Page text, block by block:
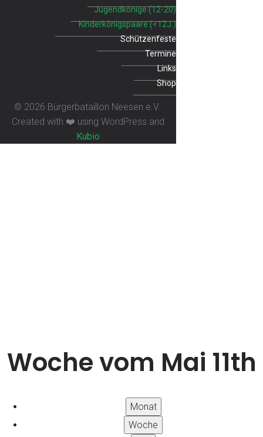
Jugendkönige (12-20)
Kinderkönigspaare (<12J.)
Schützenfeste
Termine
Links
Shop
© 2026 Bürgerbataillon Neesen e.V..
Created with ❤️ using WordPress and
Kubio
Woche vom Mai 11th
Monat
Woche